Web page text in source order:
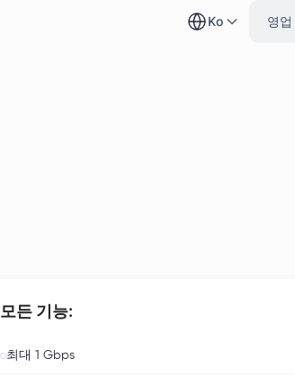
ko 영업
모든 기능:
최대 1 Gbps